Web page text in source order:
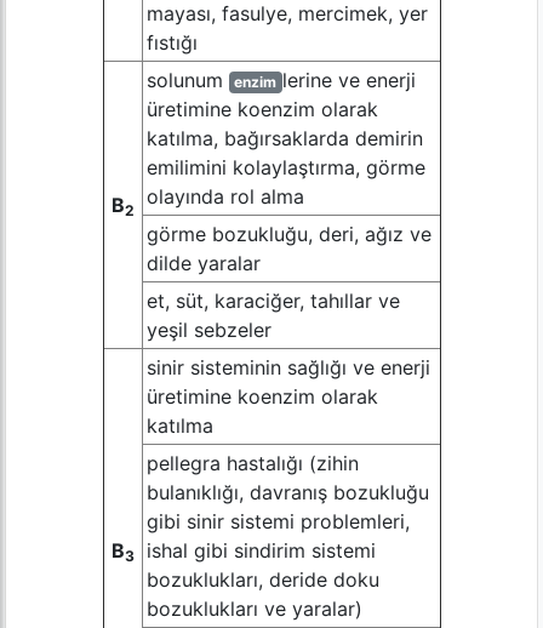
mayası, fasulye, mercimek, yer
fıstığı
B2
solunum enzim lerine ve enerji
üretimine koenzim olarak
katılma, bağırsaklarda demirin
emilimini kolaylaştırma, görme
olayında rol alma
görme bozukluğu, deri, ağız ve
dilde yaralar
et, süt, karaciğer, tahıllar ve
yeşil sebzeler
B3
sinir sisteminin sağlığı ve enerji
üretimine koenzim olarak
katılma
pellegra hastalığı (zihin
bulanıklığı, davranış bozukluğu
gibi sinir sistemi problemleri,
ishal gibi sindirim sistemi
bozuklukları, deride doku
bozuklukları ve yaralar)